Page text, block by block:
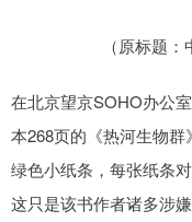
（原标题
在北京望京SOHO办公
本268页的《热河生物
绿色小纸条，每张纸条
这只是该书作者诸多涉